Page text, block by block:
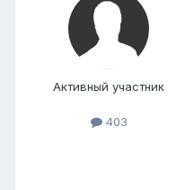
Активный участник
403